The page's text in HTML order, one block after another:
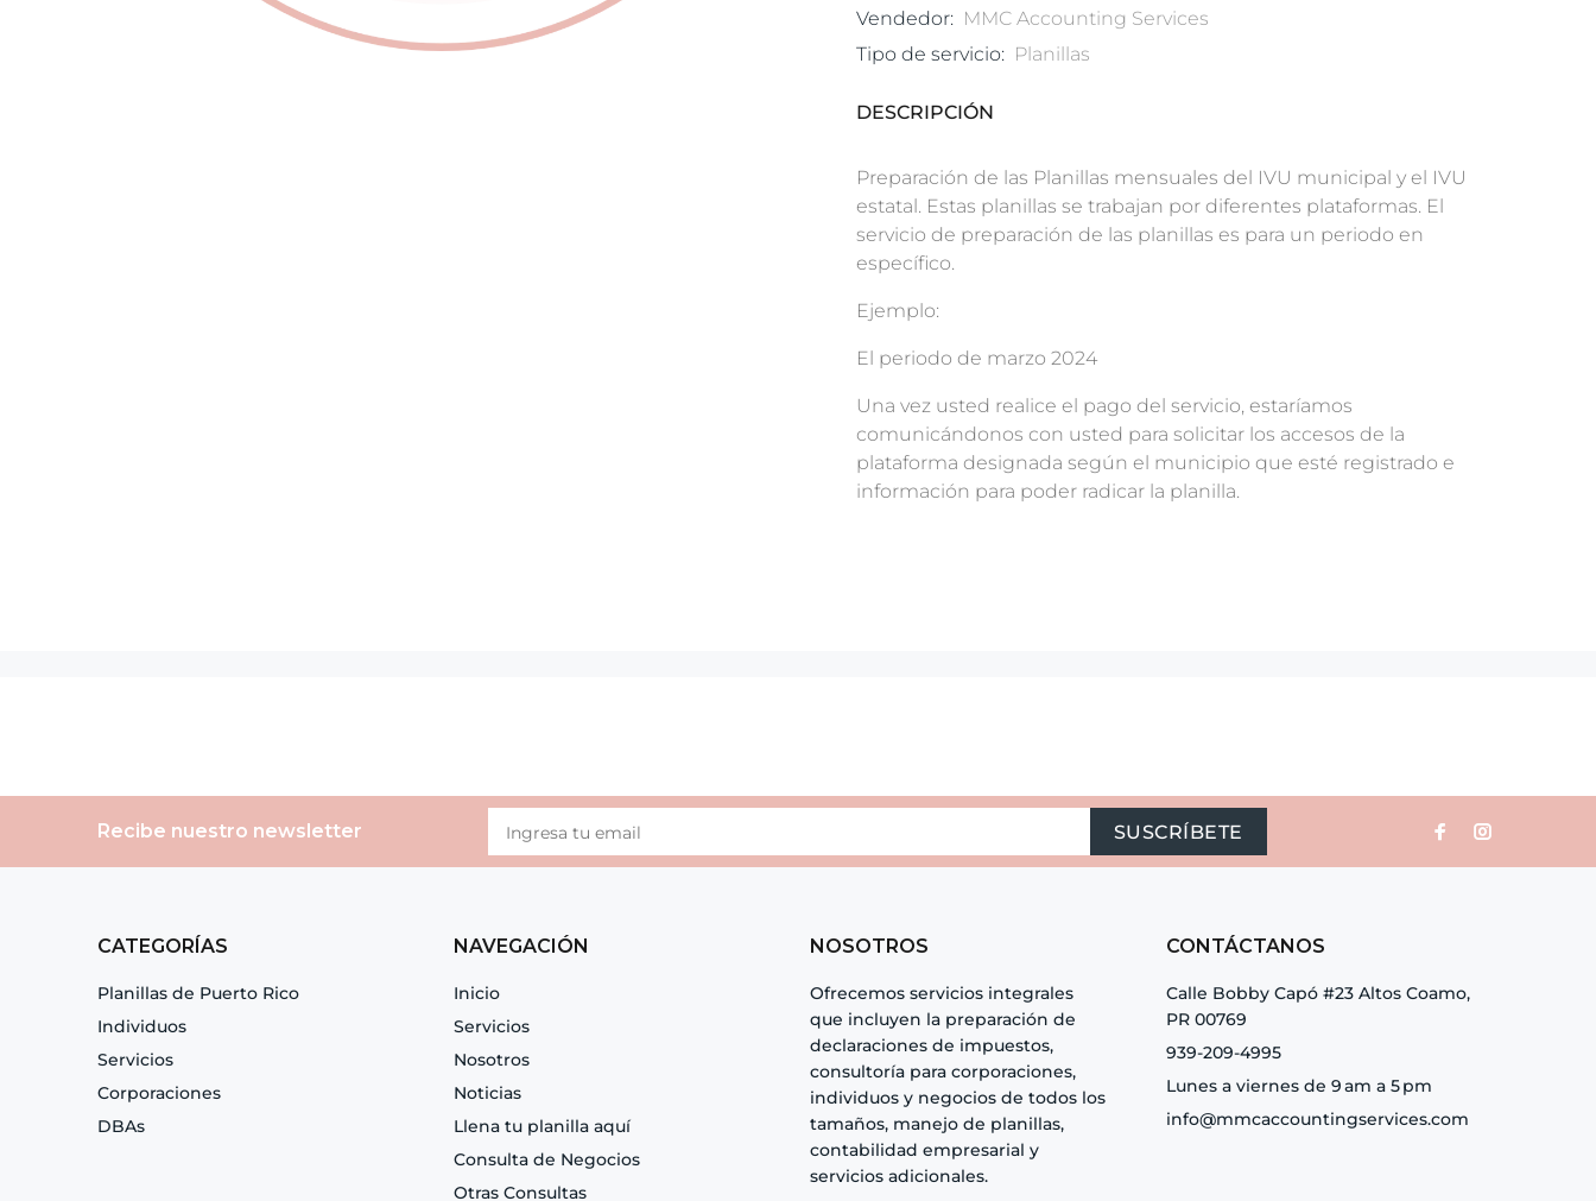
Vendedor: MMC Accounting Services
Tipo de servicio: Planillas
DESCRIPCIÓN
Preparación de las Planillas mensuales del IVU municipal y el IVU
estatal. Estas planillas se trabajan por diferentes plataformas. El
servicio de preparación de las planillas es para un periodo en
específico.
Ejemplo:
El periodo de marzo 2024
Una vez usted realice el pago del servicio, estaríamos
comunicándonos con usted para solicitar los accesos de la
plataforma designada según el municipio que esté registrado e
información para poder radicar la planilla.
Recibe nuestro newsletter SUSCRÍBETE
CATEGORÍAS
Planillas de Puerto Rico
Individuos
Servicios
Corporaciones
DBAs
NAVEGACIÓN
Inicio
Servicios
Nosotros
Noticias
Llena tu planilla aquí
Consulta de Negocios
Otras Consultas
NOSOTROS
Ofrecemos servicios integrales
que incluyen la preparación de
declaraciones de impuestos,
consultoría para corporaciones,
individuos y negocios de todos los
tamaños, manejo de planillas,
contabilidad empresarial y
servicios adicionales.
CONTÁCTANOS
Calle Bobby Capó #23 Altos Coamo,
PR 00769
939-209-4995
Lunes a viernes de 9 am a 5 pm
info@mmcaccountingservices.com